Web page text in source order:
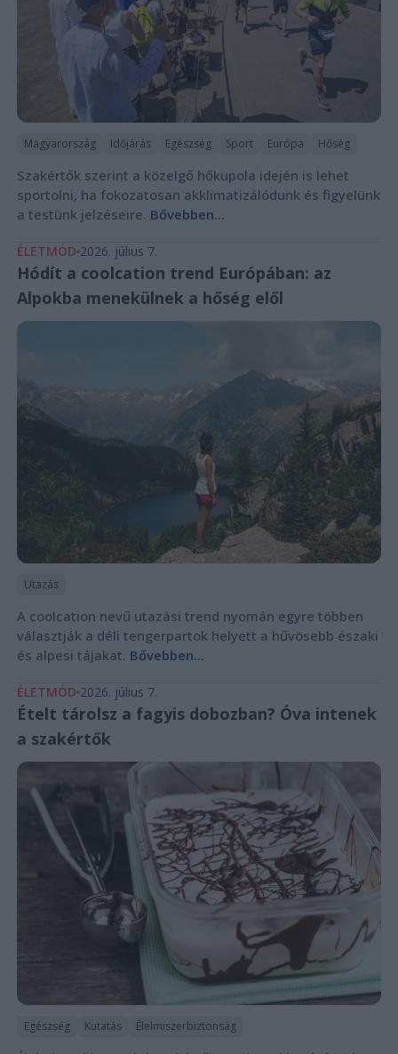
Magyarország Időjárás Egészség Sport Európa Hőség
Szakértők szerint a közelgő hőkupola idején is lehet
sportolni, ha fokozatosan akklimatizálódunk és figyelünk
a testünk jelzéseire. Bővebben...
ÉLETMÓD 2026. július 7.
Hódít a coolcation trend Európában: az
Alpokba menekülnek a hőség elől
Utazás
A coolcation nevű utazási trend nyomán egyre többen
választják a déli tengerpartok helyett a hűvösebb északi
és alpesi tájakat. Bővebben...
ÉLETMÓD 2026. július 7.
Ételt tárolsz a fagyis dobozban? Óva intenek
a szakértők
Egészség Kutatás Élelmiszerbiztonság